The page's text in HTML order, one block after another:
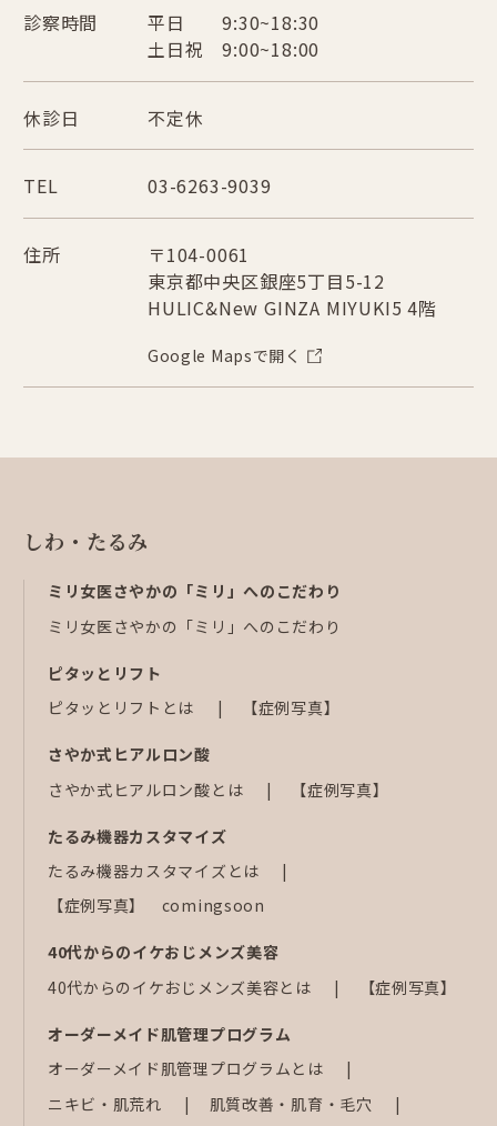
診察時間
平日 9:30~18:30
土日祝 9:00~18:00
休診日 不定休
TEL 03-6263-9039
住所
〒104-0061
東京都中央区銀座5丁目5-12
HULIC&New GINZA MIYUKI5 4階
Google Mapsで開く
しわ・たるみ
ミリ女医さやかの「ミリ」へのこだわり
ミリ女医さやかの「ミリ」へのこだわり
ピタッとリフト
ピタッとリフトとは
【症例写真】
さやか式ヒアルロン酸
さやか式ヒアルロン酸とは
【症例写真】
たるみ機器カスタマイズ
たるみ機器カスタマイズとは
【症例写真】 comingsoon
40代からのイケおじメンズ美容
40代からのイケおじメンズ美容とは
【症例写真】
オーダーメイド肌管理プログラム
オーダーメイド肌管理プログラムとは
ニキビ・肌荒れ
肌質改善・肌育・毛穴